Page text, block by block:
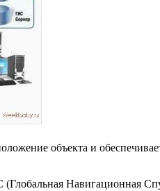
объекта и
Навигационная